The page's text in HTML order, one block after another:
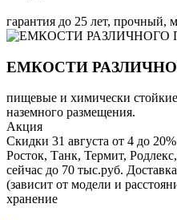
гарантия до 25 лет, прочный,
ЕМКОСТИ
пищевые и химически
наземного размещения.
Акция
Скидки 31 августа от 4 до
Росток, Танк, Термит,
сейчас до 70 тыс.руб.
(зависит от модели и
хранение